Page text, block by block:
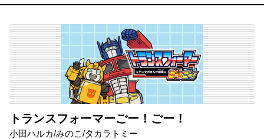
トランスフォーマーごー！ごー！
小田ハルカ/みのこ /タカラトミー